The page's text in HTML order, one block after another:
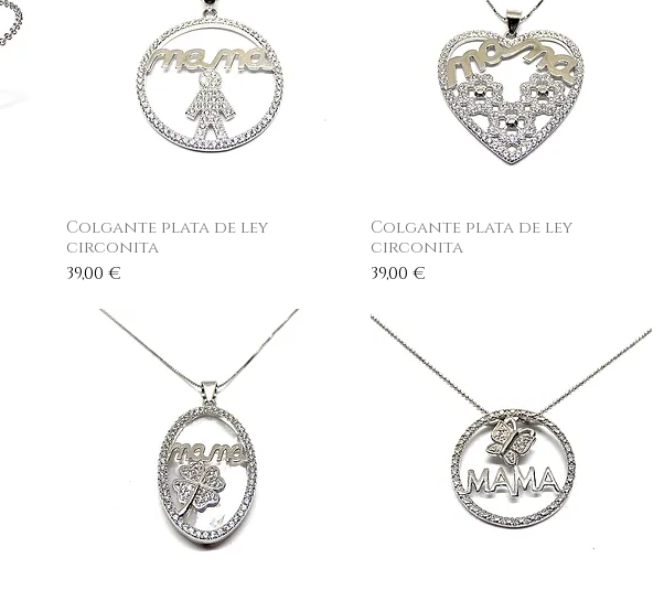
Vista rápida
Colgante plata de ley
circonita
Precio
39,00 €
Vista rápida
Colgante plata de ley
circonita
Precio
39,00 €